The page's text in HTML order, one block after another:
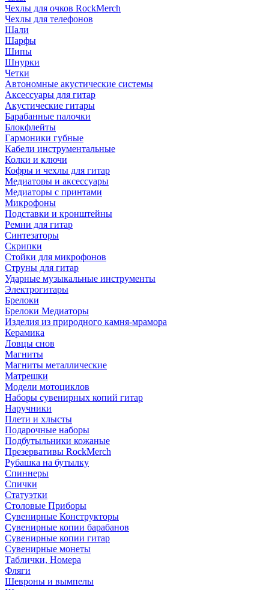
Чехлы для очков RockMerch
Чехлы для телефонов
Шали
Шарфы
Шипы
Шнурки
Четки
Автономные акустические системы
Аксессуары для гитар
Акустические гитары
Барабанные палочки
Блокфлейты
Гармоники губные
Кабели инструментальные
Колки и ключи
Кофры и чехлы для гитар
Медиаторы и аксессуары
Медиаторы с принтами
Микрофоны
Подставки и кронштейны
Ремни для гитар
Синтезаторы
Скрипки
Стойки для микрофонов
Струны для гитар
Ударные музыкальные инструменты
Электрогитары
Брелоки
Брелоки Медиаторы
Изделия из природного камня-мрамора
Керамика
Ловцы снов
Магниты
Магниты металлические
Матрешки
Модели мотоциклов
Наборы сувенирных копий гитар
Наручники
Плети и хлысты
Подарочные наборы
Подбутыльники кожаные
Презервативы RockMerch
Рубашка на бутылку
Спиннеры
Спички
Статуэтки
Столовые Приборы
Сувенирные Конструкторы
Сувенирные копии барабанов
Сувенирные копии гитар
Сувенирные монеты
Таблички, Номера
Фляги
Шевроны и вымпелы